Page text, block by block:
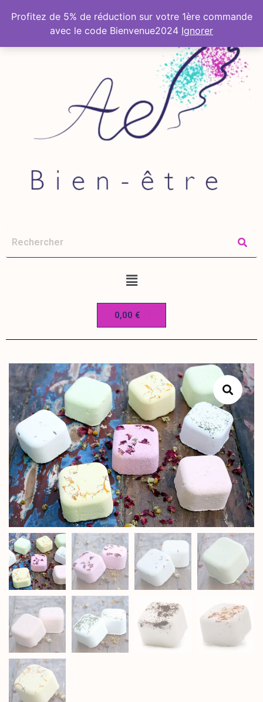
0,00 €
Profitez de 5% de réduction sur votre 1ère commande
avec le code Bienvenue2024 Ignorer